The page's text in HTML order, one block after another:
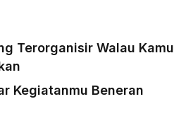
Terorganisir Walau Kamu
Kegiatanmu Beneran